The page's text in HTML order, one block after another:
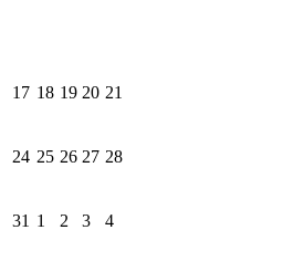
17 18 19 20 21
24 25 26 27 28
31 1 2 3 4